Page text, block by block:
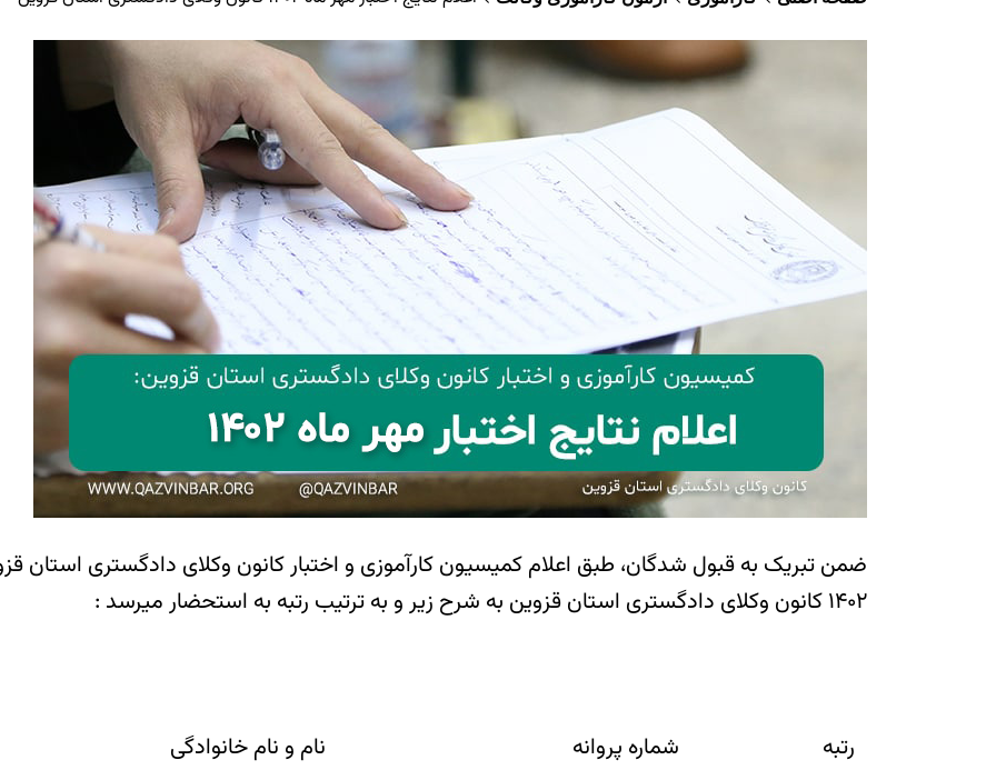
ضمن تبریک به قبول شدگان، طبق اعلام کمیسیون کارآموزی و اختبار کانون وکلای دادگستری استان
۱۴۰۲ کانون وکلای دادگستری استان قزوین به شرح زیر و به ترتیب رتبه به استحضار میرسد :
رتبه شماره پروانه
نام و نام خانوادگی